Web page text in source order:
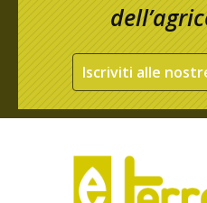
Iscriviti alle